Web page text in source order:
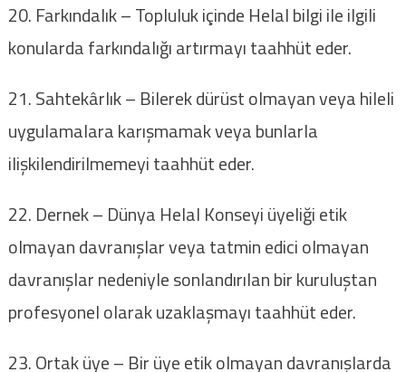
20. Farkındalık – Topluluk içinde Helal bilgi ile ilgili
konularda farkındalığı artırmayı taahhüt eder.
21. Sahtekârlık – Bilerek dürüst olmayan veya hileli
uygulamalara karışmamak veya bunlarla
ilişkilendirilmemeyi taahhüt eder.
22. Dernek – Dünya Helal Konseyi üyeliği etik
olmayan davranışlar veya tatmin edici olmayan
davranışlar nedeniyle sonlandırılan bir kuruluştan
profesyonel olarak uzaklaşmayı taahhüt eder.
23. Ortak üye – Bir üye etik olmayan davranışlarda